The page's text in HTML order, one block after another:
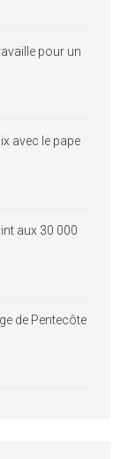
pour un
avec le pape
aux 30 000
de Pentecôte